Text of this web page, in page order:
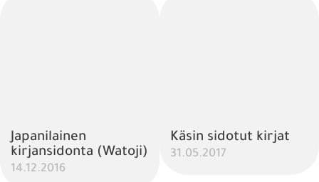
Japanilainen
kirjansidonta (Watoji)
14.12.2016
Käsin sidotut kirjat
31.05.2017